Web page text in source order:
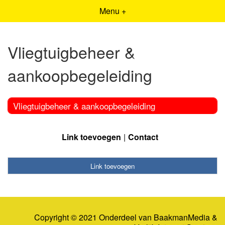
Menu +
Vliegtuigbeheer &
aankoopbegeleiding
Vliegtuigbeheer & aankoopbegeleiding
Link toevoegen Contact
Link toevoegen
Copyright © 2021 Onderdeel van BaakmanMedia&